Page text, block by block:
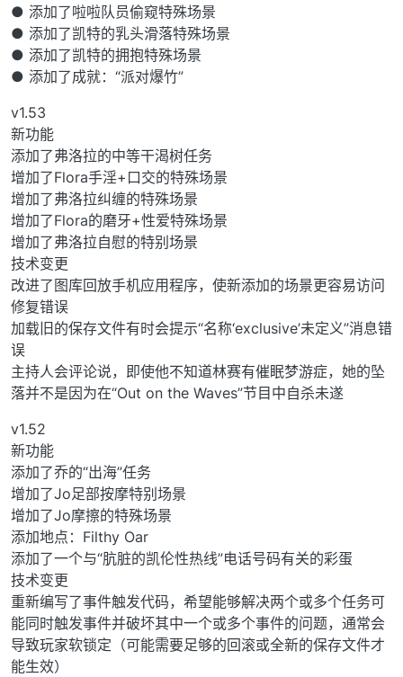
● 添加了啦啦队员偷窥特殊场景
● 添加了凯特的乳头滑落特殊场景
● 添加了凯特的拥抱特殊场景
● 添加了成就：“派对爆竹”
v1.53
新功能
添加了弗洛拉的中等干渴树任务
增加了Flora手淫+口交的特殊场景
增加了弗洛拉纠缠的特殊场景
增加了Flora的磨牙+性爱特殊场景
增加了弗洛拉自慰的特别场景
技术变更
改进了图库回放手机应用程序，使新添加的场景更容易访问
修复错误
加载旧的保存文件有时会提示“名称‘exclusive’未定义”消息错
误
主持人会评论说，即使他不知道林赛有催眠梦游症，她的坠
落并不是因为在“Out on the Waves”节目中自杀未遂
v1.52
新功能
添加了乔的“出海”任务
增加了Jo足部按摩特别场景
增加了Jo摩擦的特殊场景
添加地点：Filthy Oar
添加了一个与“肮脏的凯伦性热线”电话号码有关的彩蛋
技术变更
重新编写了事件触发代码，希望能够解决两个或多个任务可
能同时触发事件并破坏其中一个或多个事件的问题，通常会
导致玩家软锁定（可能需要足够的回滚或全新的保存文件才
能生效）